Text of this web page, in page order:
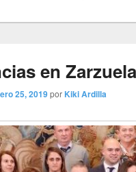
en
25, 2019por Kiki Ardilla